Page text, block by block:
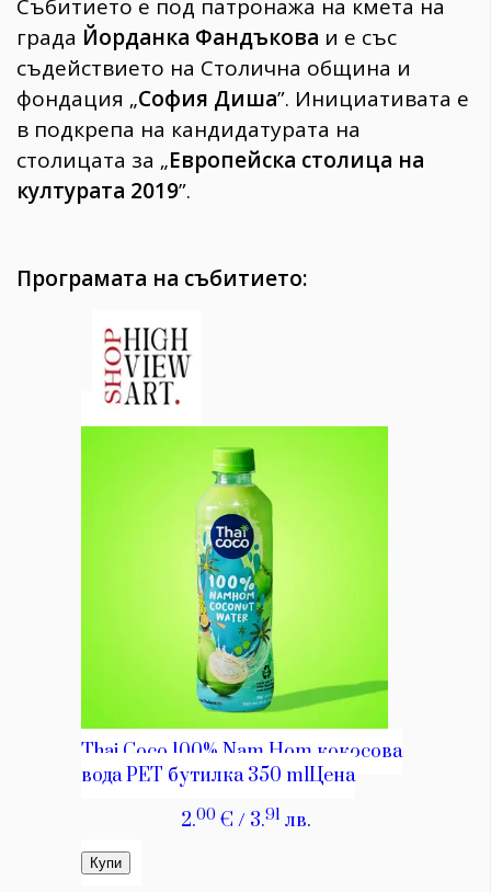
Събитието е под патронажа на кмета на
града Йорданка Фандъкова и е със
съдействието на Столична община и
фондация „София Диша”. Инициативата е
в подкрепа на кандидатурата на
столицата за „Eвропейска столица на
културата 2019”.
Програмата на събитието: